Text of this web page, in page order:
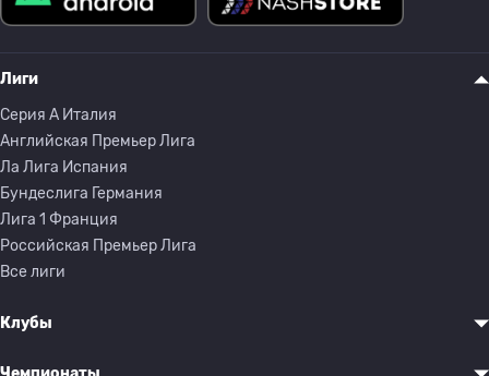
Лиги
Серия A Италия
Английская Премьер Лига
Ла Лига Испания
Бундеслига Германия
Лига 1 Франция
Российская Премьер Лига
Все лиги
Клубы